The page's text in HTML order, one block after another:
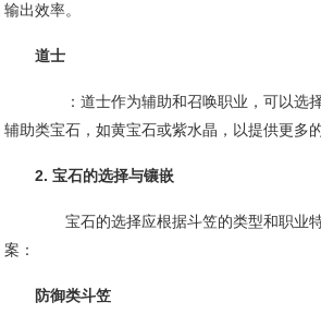
输出效率。
道士
：道士作为辅助和召唤职业，可以选
辅助类宝石，如黄宝石或紫水晶，以提供更多
2. 宝石的选择与镶嵌
宝石的选择应根据斗笠的类型和职业
案：
防御类斗笠